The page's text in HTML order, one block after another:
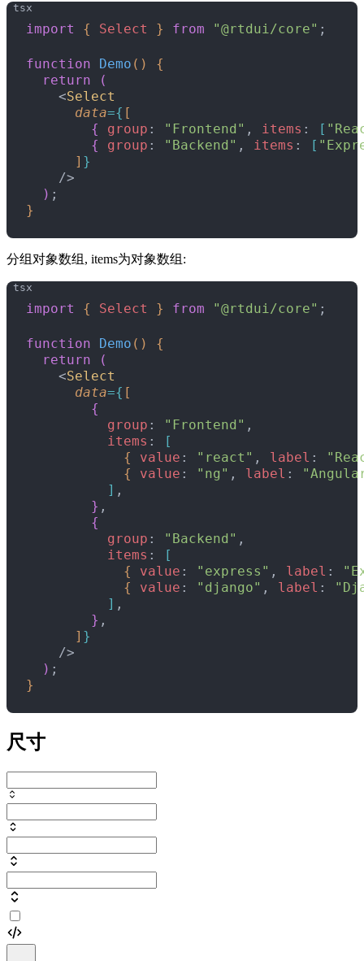
import { Select } from "@rtdui/core" ;
function Demo ( )
{
  return
(
<Select
      data
={ [
{
group : "Frontend" , items : [
{
group : "Backend" , items : [
] }
    /
>
) ;
}
分组对象数组, items为对象数组:
import { Select } from "@rtdui/core" ;
function Demo ( )
{
  return
(
<Select
      data
={ [
{
          group
: "Frontend" ,
          items
:
[
{
value : "react" , label :
{
value : "ng" , label :
] ,
} ,
{
          group
: "Backend" ,
          items
:
[
{
value : "express" , label :
{
value : "django" , label :
] ,
} ,
] }
    /
>
) ;
}
尺寸